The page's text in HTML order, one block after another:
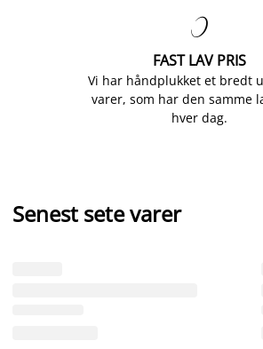

FAST LAV PRIS
Vi har håndplukket et bredt
varer, som har den samme
hver dag.
Senest sete varer